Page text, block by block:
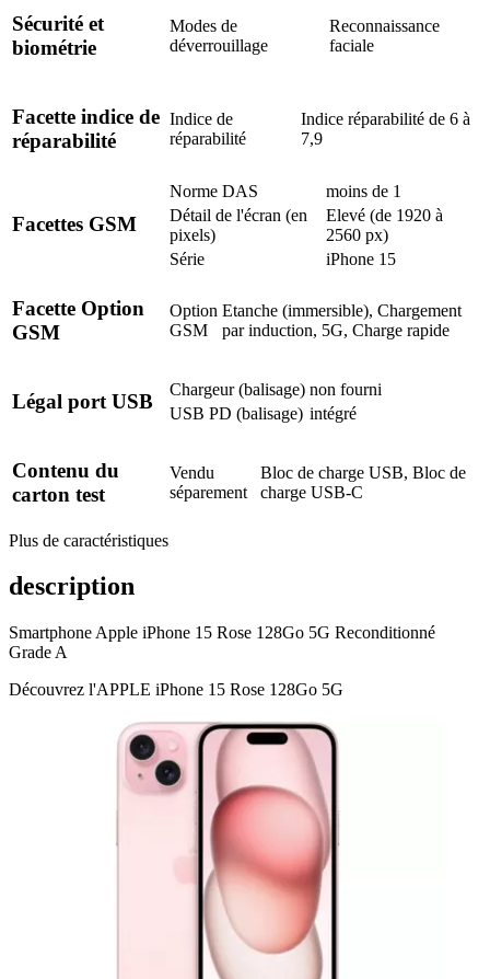
Sécurité et
biométrie
Modes de
déverrouillage
Reconnaissance
faciale
Facette indice de
réparabilité
Indice de
réparabilité
Indice réparabilité de 6 à
7,9
Facettes GSM
Norme DAS
moins de 1
Détail de l'écran (en
pixels)
Elevé (de 1920 à
2560 px)
Série
iPhone 15
Facette Option
GSM
Option
GSM
Etanche (immersible), Chargement
par induction, 5G, Charge rapide
Légal port USB
Chargeur (balisage) non fourni
USB PD (balisage) intégré
Contenu du
carton test
Vendu
séparement
Bloc de charge USB, Bloc de
charge USB-C
Plus de caractéristiques
description
Smartphone Apple iPhone 15 Rose 128Go 5G Reconditionné
Grade A
Découvrez l'APPLE iPhone 15 Rose 128Go 5G